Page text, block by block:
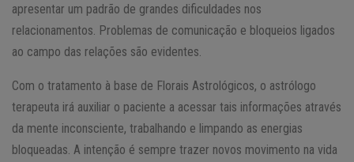
apresentar um padrão de grandes dificuldades nos
relacionamentos. Problemas de comunicação e bloqueios ligados
ao campo das relações são evidentes.
Com o tratamento à base de Florais Astrológicos, o astrólogo
terapeuta irá auxiliar o paciente a acessar tais informações através
da mente inconsciente, trabalhando e limpando as energias
bloqueadas. A intenção é sempre trazer novos movimento na vida